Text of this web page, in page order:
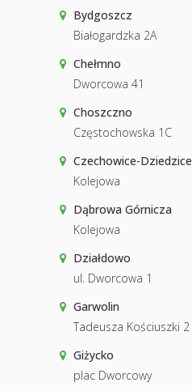
Bydgoszcz
Białogardzka 2A
Chełmno
Dworcowa 41
Choszczno
Częstochowska 1C
Czechowice-Dziedzice
Kolejowa
Dąbrowa Górnicza
Kolejowa
Działdowo
ul. Dworcowa 1
Garwolin
Tadeusza Kościuszki 2
Giżycko
plac Dworcowy